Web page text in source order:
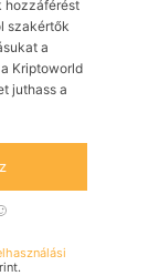
hozzáférést
szakértők
a
Kriptoworld
juthass a